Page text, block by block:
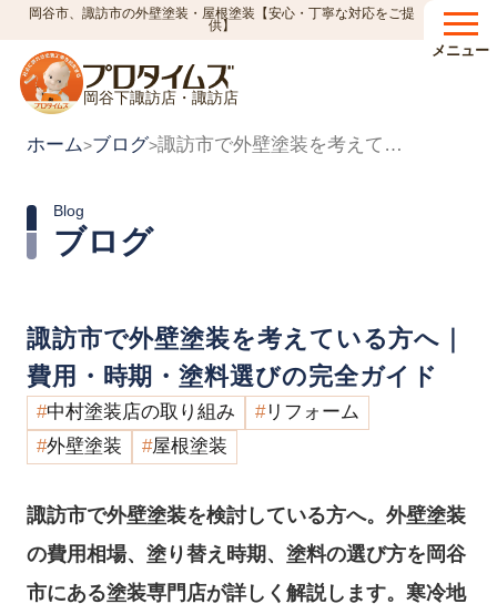
岡谷市、諏訪市の外壁塗装・屋根塗装【安心・丁寧な対応をご提
供】
岡谷下諏訪店・諏訪店
メニュー
ホーム>ブログ> 諏訪市で外壁塗装を考えている方へ｜費用・時期・塗料選びの完全ガイド
ブログ
Blog
諏訪市で外壁塗装を考えている方へ｜
費用・時期・塗料選びの完全ガイド
中村塗装店の取り組み
リフォーム
外壁塗装
屋根塗装
諏訪市で外壁塗装を検討している方へ。外壁塗装
の費用相場、塗り替え時期、塗料の選び方を岡谷
市にある塗装専門店が詳しく解説します。寒冷地